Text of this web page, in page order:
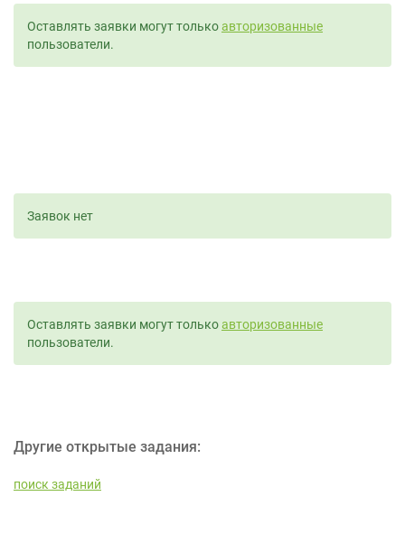
Оставлять заявки могут толькоавторизованные
пользователи.
Заявок нет
Оставлять заявки могут толькоавторизованные
пользователи.
Другие открытые задания:
поиск заданий